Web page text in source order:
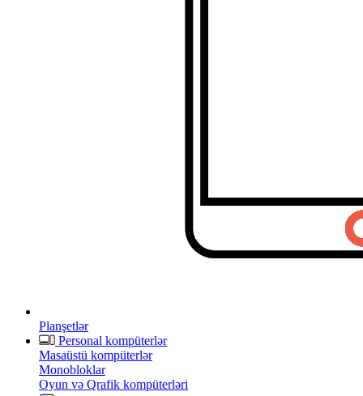
Planşetlər
Personal kompüterlər
Masaüstü kompüterlər
Monobloklar
Oyun və Qrafik kompüterləri